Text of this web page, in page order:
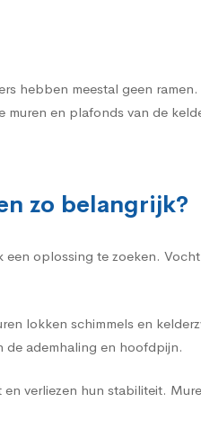
hebben meestal geen
en plafonds van de
zo belangrijk?
oplossing te zoeken.
lokken schimmels en
de ademhaling en hoofdpijn.
verliezen hun stabiliteit.